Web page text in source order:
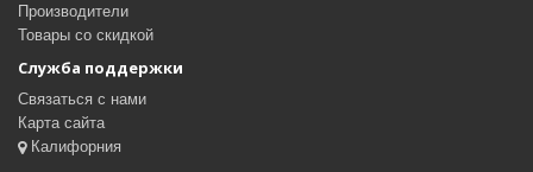
Производители
Товары со скидкой
Служба поддержки
Связаться с нами
Карта сайта
Калифорния